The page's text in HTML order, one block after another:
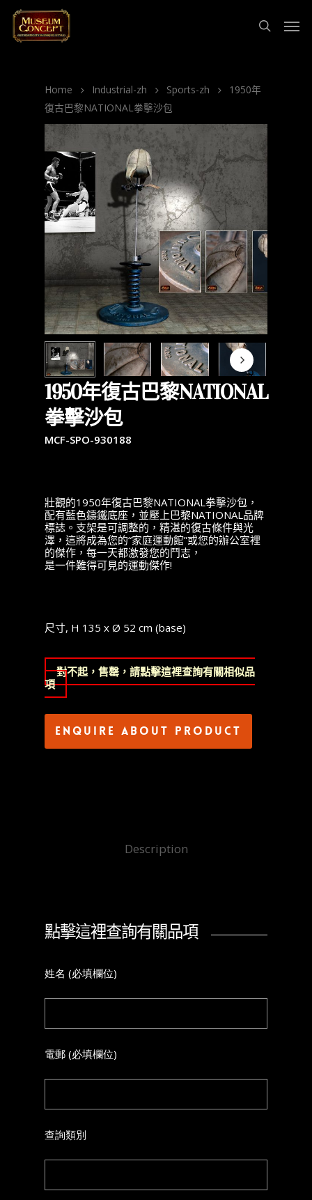
Home Industrial-zh Sports-zh
1950年
復古巴黎NATIONAL拳擊沙包
1950年復古巴黎NATIONAL
拳擊沙包
MCF-SPO-930188
壯觀的1950年復古巴黎NATIONAL拳擊沙包，
配有藍色鑄鐵底座，並壓上巴黎NATIONAL品牌
標誌。支架是可調整的，精湛的復古條件與光
澤，這將成為您的“家庭運動館”或您的辦公室裡
的傑作，每一天都激發您的鬥志，
是一件難得可見的運動傑作!
尺寸, H 135 x Ø 52 cm (base)
對不起，售罄，請點擊這裡查詢有關相似品
項
Enquire about product
Description
點擊這裡查詢有關品項
姓名 (必填欄位)
電郵 (必填欄位)
查詢類別